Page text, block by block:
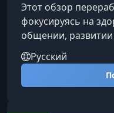
Этот обзор
фокусируясь на
общении, развитии
взаимного
отношениях.
опорой на этику,
Русский